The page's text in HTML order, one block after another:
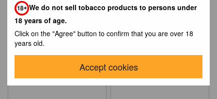
We do not sell tobacco products to persons under
18 years of age.
Click on the "Agree" button to confirm that you are over 18
years old.
Accept cookies
$426 $680
Buy now
$506 $760